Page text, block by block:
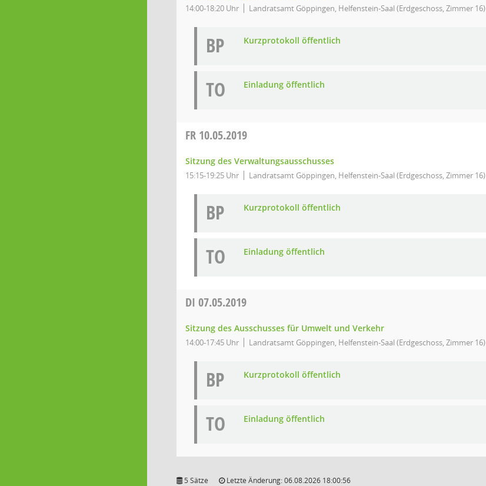
14:00-18:20 Uhr Landratsamt Göppingen, Helfenstein-Saal (Erdgeschoss, Zimmer 16)
BP Kurzprotokoll öffentlich
TO Einladung öffentlich
FR 10.05.2019
Sitzung des Verwaltungsausschusses
15:15-19:25 Uhr Landratsamt Göppingen, Helfenstein-Saal (Erdgeschoss, Zimmer 16)
BP Kurzprotokoll öffentlich
TO Einladung öffentlich
DI 07.05.2019
Sitzung des Ausschusses für Umwelt und Verkehr
14:00-17:45 Uhr Landratsamt Göppingen, Helfenstein-Saal (Erdgeschoss, Zimmer 16)
BP Kurzprotokoll öffentlich
TO Einladung öffentlich
5 Sätze Letzte Änderung: 06.08.2026 18:00:56